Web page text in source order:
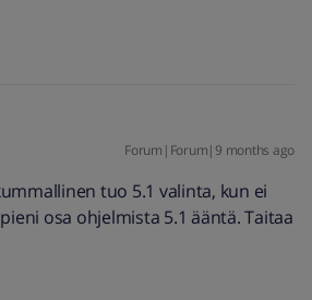
Forum|Forum|9 months ago
tuo 5.1 valinta, kun ei
osa ohjelmista 5.1 ääntä. Taitaa